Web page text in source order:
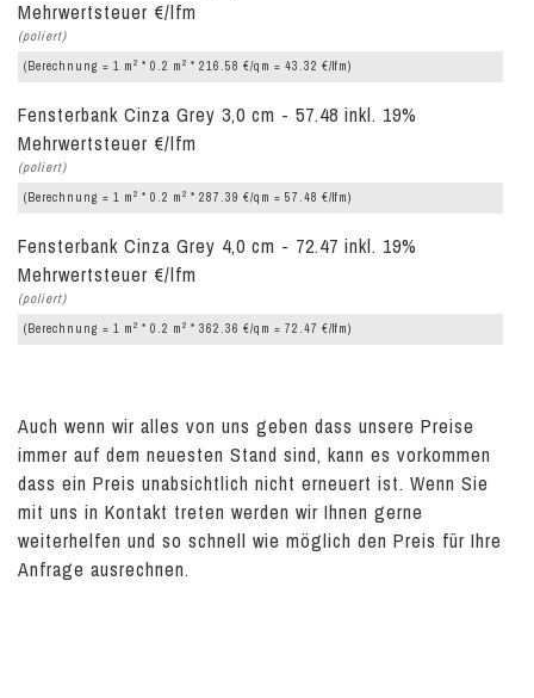
Mehrwertsteuer €/lfm
(poliert)
(Berechnung = 1 m 2 * 0.2 m 2 * 216.58 €/qm = 43.32 €/lfm)
Fensterbank Cinza Grey 3,0 cm - 57.48 inkl. 19%
Mehrwertsteuer €/lfm
(poliert)
(Berechnung = 1 m 2 * 0.2 m 2 * 287.39 €/qm = 57.48 €/lfm)
Fensterbank Cinza Grey 4,0 cm - 72.47 inkl. 19%
Mehrwertsteuer €/lfm
(poliert)
(Berechnung = 1 m 2 * 0.2 m 2 * 362.36 €/qm = 72.47 €/lfm)
Auch wenn wir alles von uns geben dass unsere Preise
immer auf dem neuesten Stand sind, kann es vorkommen
dass ein Preis unabsichtlich nicht erneuert ist. Wenn Sie
mit uns in Kontakt treten werden wir Ihnen gerne
weiterhelfen und so schnell wie möglich den Preis für Ihre
Anfrage ausrechnen.